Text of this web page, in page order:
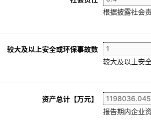
根据披露社会
较大及以上安全或环保事故数
较大及以上安
资产总计【万元】
报告期内企业